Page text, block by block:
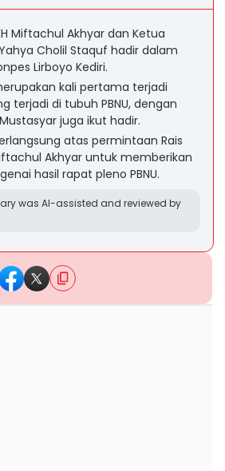
Miftachul Akhyar dan Ketua
Yahya Cholil Staquf hadir dalam
Lirboyo Kediri.
kali pertama terjadi
terjadi di tubuh PBNU, dengan
juga ikut hadir.
atas permintaan Rais
Akhyar untuk memberikan
hasil rapat pleno PBNU.
was AI-assisted and reviewed by